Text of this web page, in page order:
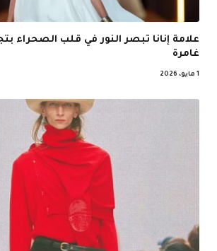
علامة إنانا تبصر النور في قلب الصحراء
غامرة
1 مايو، 2026